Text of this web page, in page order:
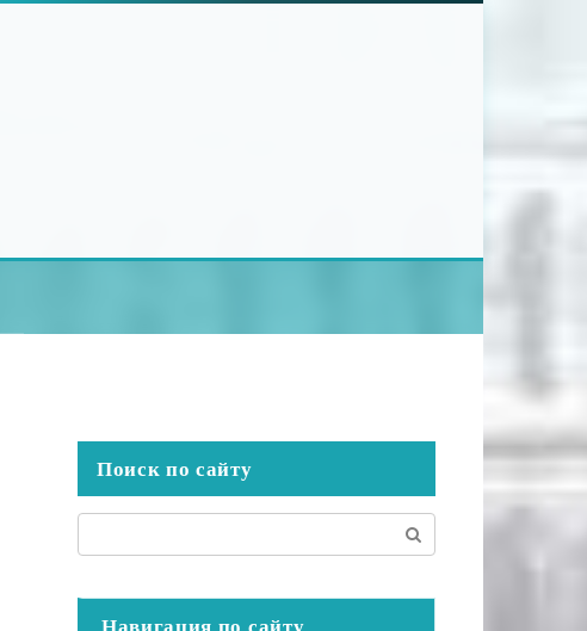
Поиск по сайту